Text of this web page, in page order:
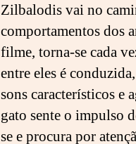
Zilbalodis vai no
comportamentos dos
filme, torna-se cada
entre eles é
sons característicos e
gato sente o impulso
se e procura por